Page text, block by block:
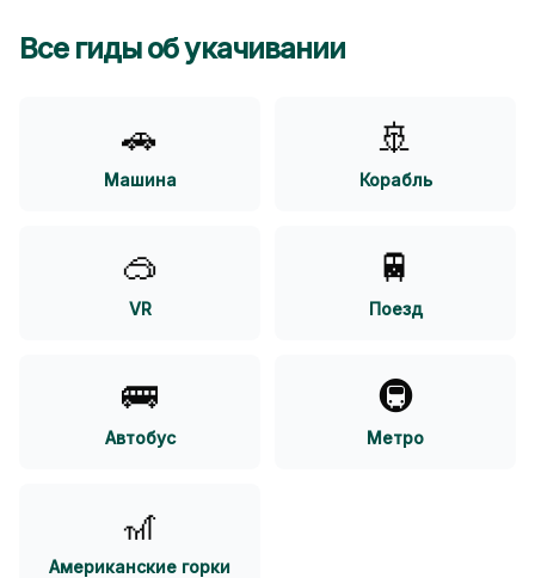
Все гиды об укачивании
🚗
Машина
🚢
Корабль
🥽
VR
🚆
Поезд
🚌
Автобус
🚇
Метро
🎢
Американские горки